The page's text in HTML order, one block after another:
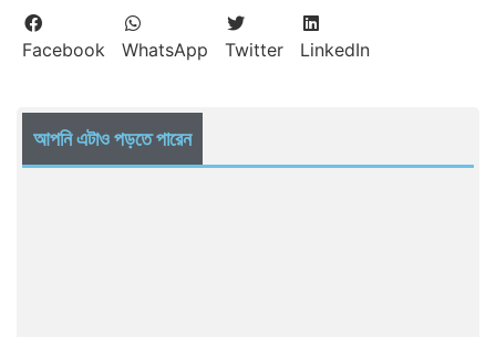
Facebook WhatsApp Twitter LinkedIn
আপনি এটাও পড়তে পারেন